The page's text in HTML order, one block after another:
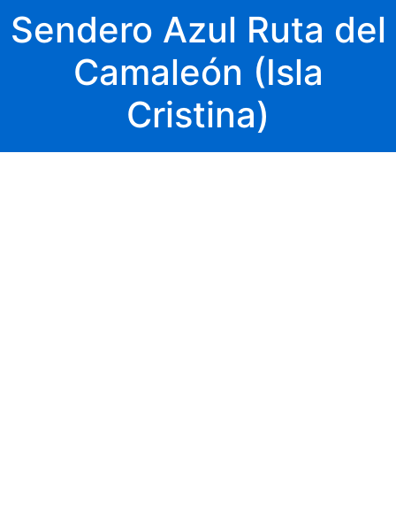
Sendero Azul Ruta del
Camaleón (Isla
Cristina)